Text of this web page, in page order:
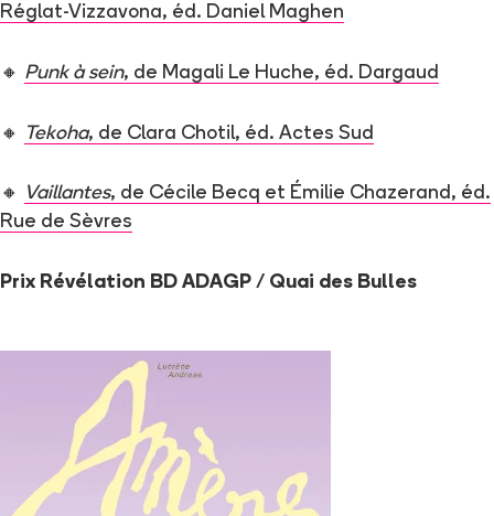
Réglat-Vizzavona, éd. Daniel Maghen
🔸 Punk à sein, de Magali Le Huche, éd. Dargaud
🔸 Tekoha, de Clara Chotil, éd. Actes Sud
🔸 Vaillantes, de Cécile Becq et Émilie Chazerand, éd.
Rue de Sèvres
Prix Révélation BD ADAGP / Quai des Bulles